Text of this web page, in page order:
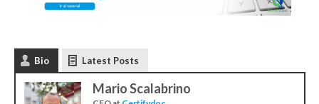
Bio Latest Posts
Mario Scalabrino